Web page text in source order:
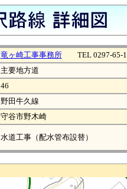
竜ヶ崎工事事務所TEL 0297-65-
主要地方道
46
野田牛久線
守谷市野木崎
水道工事（配水管布設替）